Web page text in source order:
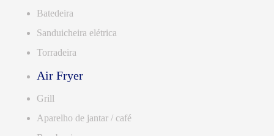
Batedeira
Sanduicheira elétrica
Torradeira
Air Fryer
Grill
Aparelho de jantar / café